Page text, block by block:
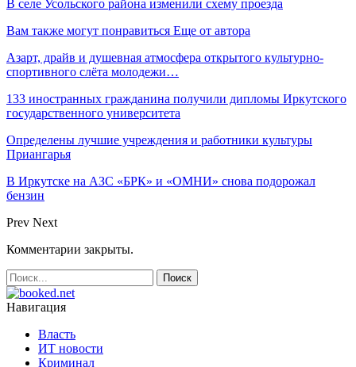
В селе Усольского района изменили схему проезда
Вам также могут понравиться Еще от автора
Азарт, драйв и душевная атмосфера открытого культурно-
спортивного слёта молодежи…
133 иностранных гражданина получили дипломы Иркутского
государственного университета
Определены лучшие учреждения и работники культуры
Приангарья
В Иркутске на АЗС «БРК» и «ОМНИ» снова подорожал
бензин
Prev Next
Комментарии закрыты.
Навигация
Власть
ИТ новости
Криминал